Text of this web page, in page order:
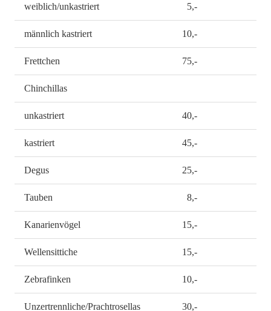
weiblich/unkastriert 5,-
männlich kastriert 10,-
Frettchen 75,-
Chinchillas
unkastriert 40,-
kastriert 45,-
Degus 25,-
Tauben 8,-
Kanarienvögel 15,-
Wellensittiche 15,-
Zebrafinken 10,-
Unzertrennliche/Prachtrosellas 30,-